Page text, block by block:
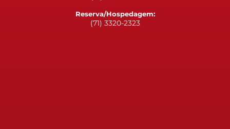
Reserva/Hospedagem:
(71) 3320-2323